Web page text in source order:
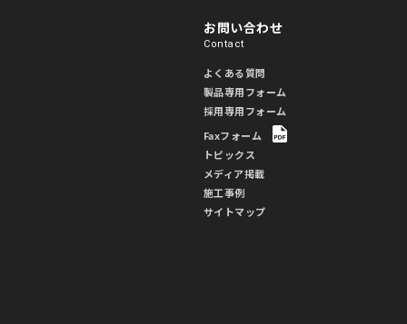
お問い合わせ
Contact
よくある質問
製品専用フォーム
採用専用フォーム
Faxフォーム
トピックス
メディア掲載
施工事例
サイトマップ